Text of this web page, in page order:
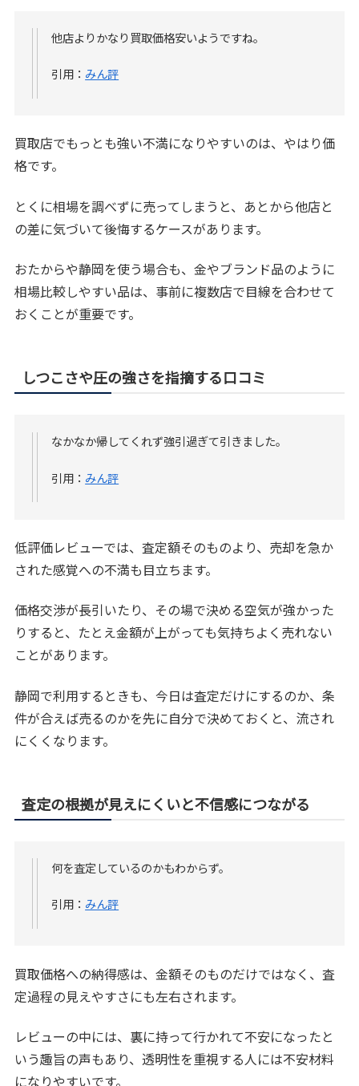
他店よりかなり買取価格安いようですね。
引用： みん評
買取店でもっとも強い不満になりやすいのは、やはり価
格です。
とくに相場を調べずに売ってしまうと、あとから他店と
の差に気づいて後悔するケースがあります。
おたからや静岡を使う場合も、金やブランド品のように
相場比較しやすい品は、事前に複数店で目線を合わせて
おくことが重要です。
しつこさや圧の強さを指摘する口コミ
なかなか帰してくれず強引過ぎて引きました。
引用： みん評
低評価レビューでは、査定額そのものより、売却を急か
された感覚への不満も目立ちます。
価格交渉が長引いたり、その場で決める空気が強かった
りすると、たとえ金額が上がっても気持ちよく売れない
ことがあります。
静岡で利用するときも、今日は査定だけにするのか、条
件が合えば売るのかを先に自分で決めておくと、流され
にくくなります。
査定の根拠が見えにくいと不信感につながる
何を査定しているのかもわからず。
引用： みん評
買取価格への納得感は、金額そのものだけではなく、査
定過程の見えやすさにも左右されます。
レビューの中には、裏に持って行かれて不安になったと
いう趣旨の声もあり、透明性を重視する人には不安材料
になりやすいです。